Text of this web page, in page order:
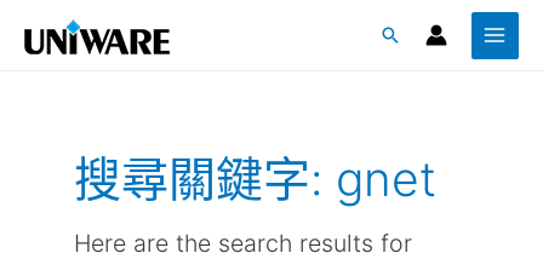
搜
Main
Menu
搜尋關鍵字: gnet
Here are the search results for